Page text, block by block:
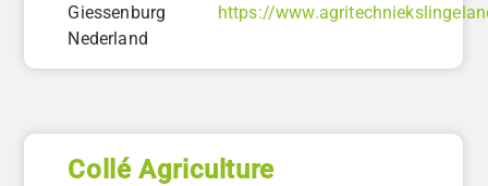
Giessenburg
Nederland
https://
Collé Agriculture